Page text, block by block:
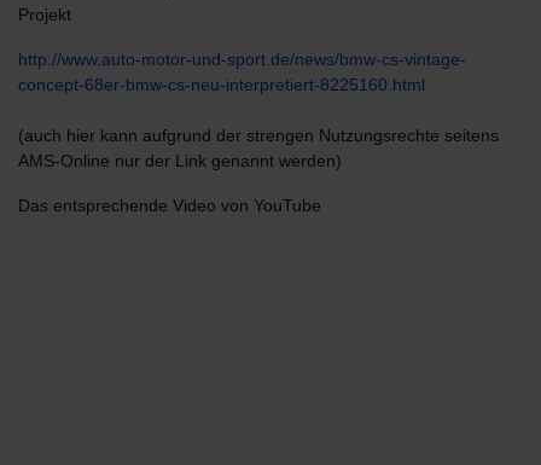
Projekt
http://www.auto-motor-und-sport.de/news/bmw-cs-vintage-
concept-68er-bmw-cs-neu-interpretiert-8225160.html
(auch hier kann aufgrund der strengen Nutzungsrechte seitens
AMS-Online nur der Link genannt werden)
Das entsprechende Video von YouTube